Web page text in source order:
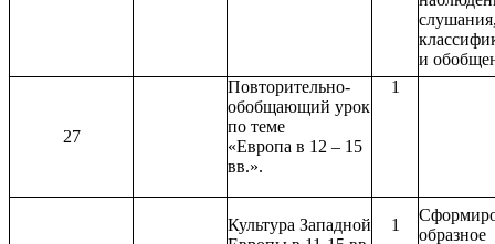
и
27
Повторительно-
обобщающий урок
по теме
«Европа в 12 – 15
вв.».
1
Культура Западной
1
образное